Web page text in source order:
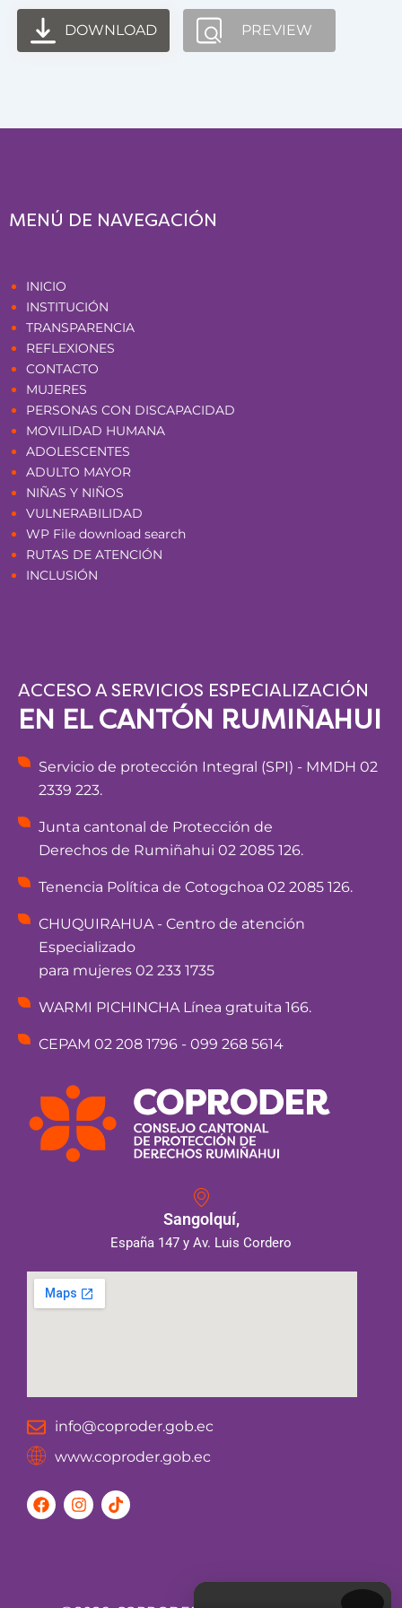
DOWNLOAD PREVIEW
MENÚ DE NAVEGACIÓN
INICIO
INSTITUCIÓN
TRANSPARENCIA
REFLEXIONES
CONTACTO
MUJERES
PERSONAS CON DISCAPACIDAD
MOVILIDAD HUMANA
ADOLESCENTES
ADULTO MAYOR
NIÑAS Y NIÑOS
VULNERABILIDAD
WP File download search
RUTAS DE ATENCIÓN
INCLUSIÓN
ACCESO A SERVICIOS ESPECIALIZACIÓN
EN EL CANTÓN RUMIÑAHUI
Servicio de protección Integral (SPI) - MMDH 02
2339 223.
Junta cantonal de Protección de
Derechos de Rumiñahui 02 2085 126.
Tenencia Política de Cotogchoa 02 2085 126.
CHUQUIRAHUA - Centro de atención
Especializado
para mujeres 02 233 1735
WARMI PICHINCHA Línea gratuita 166.
CEPAM 02 208 1796 - 099 268 5614
Sangolquí,
España 147 y Av. Luis Cordero
info@coproder.gob.ec
www.coproder.gob.ec
F
a
I
n
T
i